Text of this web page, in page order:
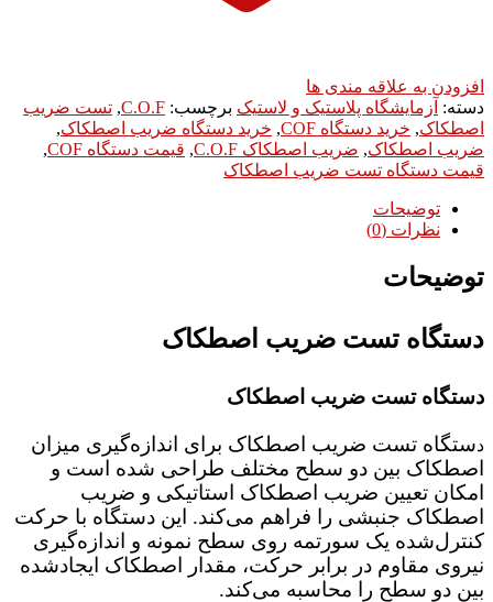
افزودن به علاقه مندی ها
دسته: آزمایشگاه پلاستیک و لاستیک برچسب: C.O.F
, تست ضریب
اصطکاک, خرید دستگاه COF , خرید دستگاه ضریب اصطکاک,
ضریب اصطکاک, ضریب اصطکاک C.O.F , قیمت دستگاه COF
,
قیمت دستگاه تست ضریب اصطکاک
توضیحات
نظرات (0)
توضیحات
دستگاه تست ضریب اصطکاک
دستگاه تست ضریب اصطکاک
دستگاه تست ضریب اصطکاک برای اندازه‌گیری میزان
اصطکاک بین دو سطح مختلف طراحی شده است و
امکان تعیین ضریب اصطکاک استاتیکی و ضریب
اصطکاک جنبشی را فراهم می‌کند. این دستگاه با حرکت
کنترل‌شده یک سورتمه روی سطح نمونه و اندازه‌گیری
نیروی مقاوم در برابر حرکت، مقدار اصطکاک ایجادشده
بین دو سطح را محاسبه می‌کند.